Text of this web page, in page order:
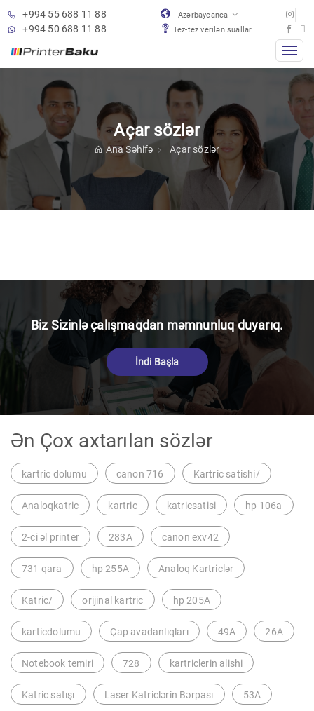
+994 55 688 11 88
+994 50 688 11 88
Azərbaycanca
Tez-tez verilən suallar
Açar sözlər
Ana Səhifə Açar sözlər
Biz Sizinlə çalışmaqdan məmnunluq duyarıq.
İndi Başla
Ən Çox axtarılan sözlər
kartric dolumu canon 716 Kartric satishi/
Analoqkatric kartric katricsatisi hp 106a
2-ci əl printer 283A canon exv42
731 qara hp 255A Analoq Kartriclər
Katric/ orijinal kartric hp 205A
karticdolumu Çap avadanlıqları 49A 26A
Notebook temiri 728 kartriclerin alishi
Katric satışı Laser Katriclərin Bərpası 53A